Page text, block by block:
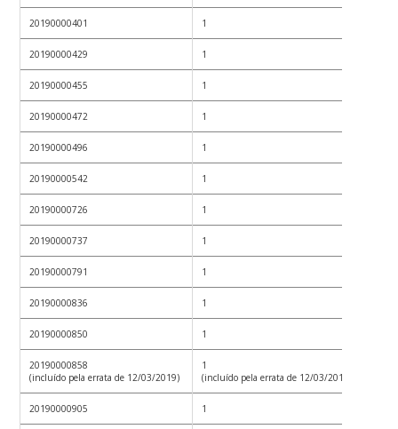
20190000401 1
20190000429 1
20190000455 1
20190000472 1
20190000496 1
20190000542 1
20190000726 1
20190000737 1
20190000791 1
20190000836 1
20190000850 1
20190000858
(incluído pela errata de 12/03/2019)
1
(incluído pela errata de 12/03/2019)
20190000905 1